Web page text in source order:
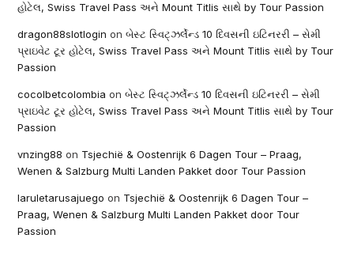
હોટેલ, Swiss Travel Pass અને Mount Titlis સાથે by Tour Passion
dragon88slotlogin onબેસ્ટ સ્વિટ્ઝર્લેન્ડ 10 દિવસની ઇટિનરરી – સેમી
પ્રાઇવેટ ટૂર હોટેલ, Swiss Travel Pass અને Mount Titlis સાથે by Tour
Passion
cocolbetcolombia onબેસ્ટ સ્વિટ્ઝર્લેન્ડ 10 દિવસની ઇટિનરરી – સેમી
પ્રાઇવેટ ટૂર હોટેલ, Swiss Travel Pass અને Mount Titlis સાથે by Tour
Passion
vnzing88 on Tsjechië & Oostenrijk 6 Dagen Tour – Praag,
Wenen & Salzburg Multi Landen Pakket door Tour Passion
laruletarusajuego on Tsjechië & Oostenrijk 6 Dagen Tour –
Praag, Wenen & Salzburg Multi Landen Pakket door Tour
Passion